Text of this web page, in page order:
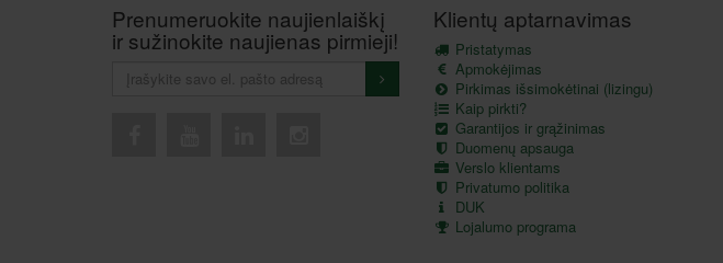
Prenumeruokite naujienlaiškį
ir sužinokite naujienas pirmieji!
Klientų aptarnavimas
Pristatymas
Apmokėjimas
Pirkimas išsimokėtinai (lizingu)
Kaip pirkti?
Garantijos ir grąžinimas
Duomenų apsauga
Verslo klientams
Privatumo politika
DUK
Lojalumo programa